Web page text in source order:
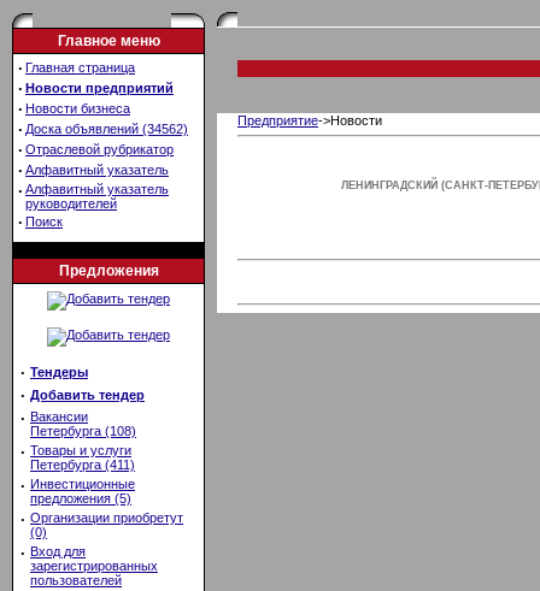
Главное меню
· Главная страница
· Новости предприятий
· Новости бизнеса
· Доска объявлений (34562)
· Отраслевой рубрикатор
· Алфавитный указатель
· Алфавитный указатель
руководителей
· Поиск
Предложения
· Тендеры
· Добавить тендер
· Вакансии
Петербурга (108)
· Товары и услуги
Петербурга (411)
· Инвестиционные
предложения (5)
· Организации приобретут
(0)
· Вход для
зарегистрированных
пользователей
Предприятие->Новости
ЛЕНИНГРАДСКИЙ (САНКТ-